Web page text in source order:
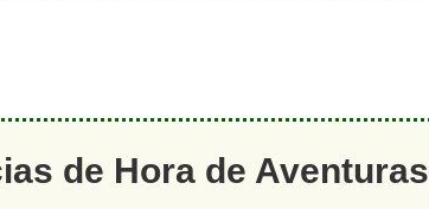
de Hora de Aventuras